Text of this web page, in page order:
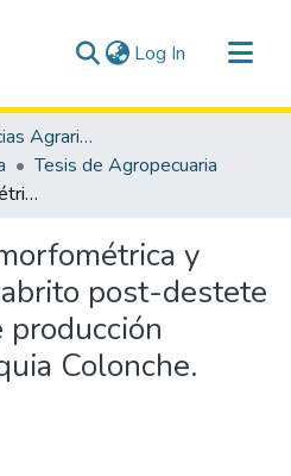
Log In (current)
Facultad de Ciencias Agrarias
Tesis de Agropecuaria
Caracterización morfométrica y metabólica del cabrito post-destete en el sistema de producción extensivo-parroquia Colonche.
y
post-destete
Colonche.